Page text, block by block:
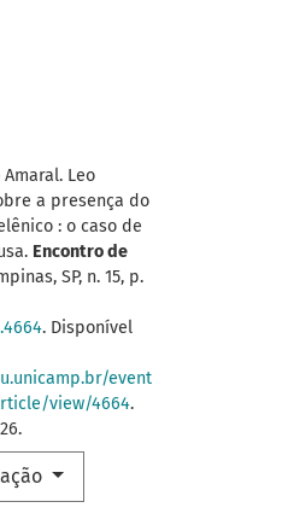
Amaral. Leo
a presença do
: o caso de
Encontro de
SP, n. 15, p.
. Disponível
event
view/4664.